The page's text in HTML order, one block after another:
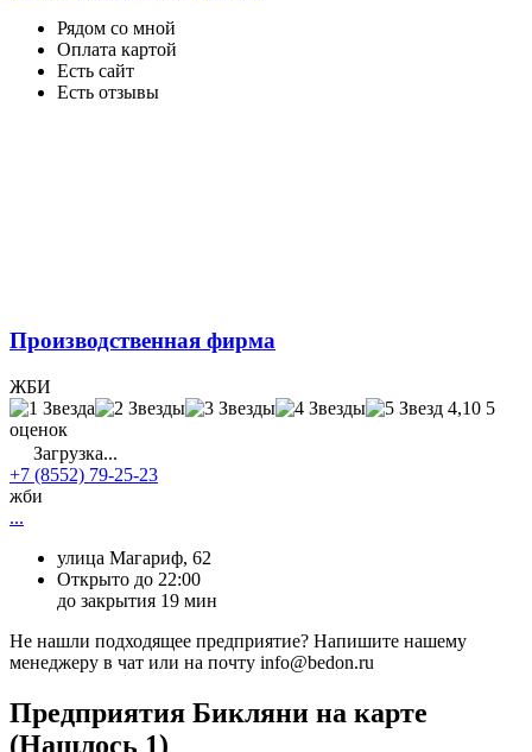
Рядом со мной
Оплата картой
Есть сайт
Есть отзывы
Производственная фирма
ЖБИ
4,10 5
оценок
Загрузка...
+7 (8552) 79-25-23
жби
...
улица Магариф, 62
Открыто до 22:00
до закрытия 19 мин
Не нашли подходящее предприятие? Напишите нашему
менеджеру в чат или на почту info@bedon.ru
Предприятия Бикляни на карте
(Нашлось 1)